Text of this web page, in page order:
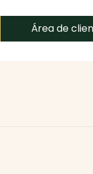
Área de